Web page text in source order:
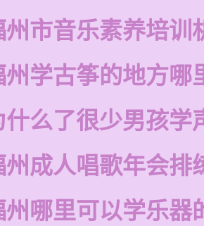
州市音乐素养培训
州学古筝的地方哪
什么了很少男孩学
州成人唱歌年会排
州哪里可以学乐器